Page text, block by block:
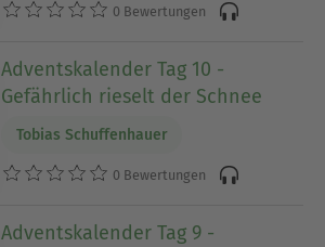
0 Bewertungen
Adventskalender Tag 10 -
Gefährlich rieselt der Schnee
Tobias Schuffenhauer
0 Bewertungen
Adventskalender Tag 9 -